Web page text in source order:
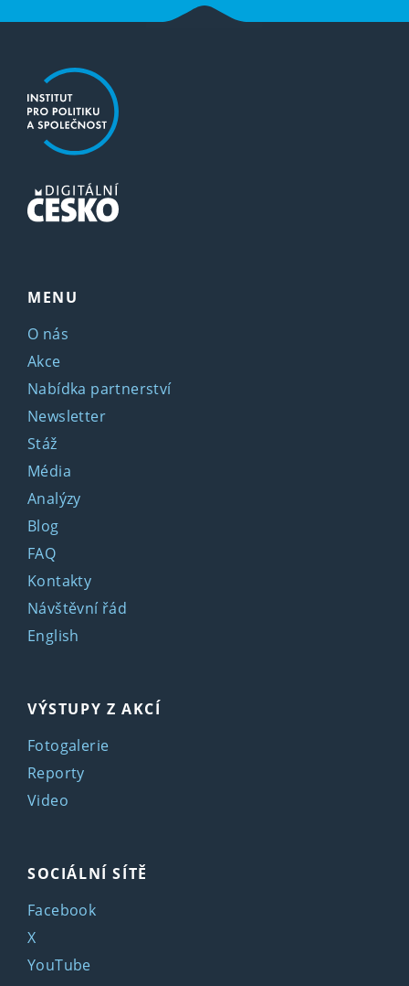
MENU
O nás
Akce
Nabídka partnerství
Newsletter
Stáž
Média
Analýzy
Blog
FAQ
Kontakty
Návštěvní řád
English
VÝSTUPY Z AKCÍ
Fotogalerie
Reporty
Video
SOCIÁLNÍ SÍTĚ
Facebook
X
YouTube